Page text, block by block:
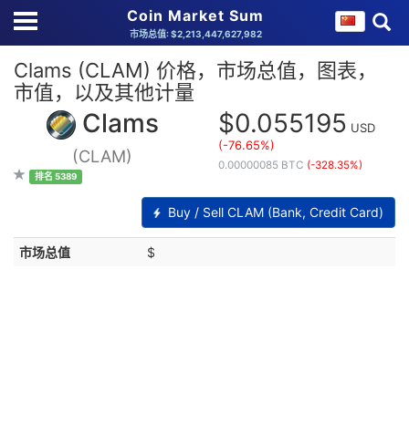
Coin Market Sum
市场总值: $2,213,447,627,982
Clams (CLAM) 价格，市场总值，图表，
市值，以及其他计量
Clams
(CLAM)
排名 5389
$0.055195 USD
(-76.65%)
0.00000085 BTC (-328.35%)
Buy / Sell CLAM (Bank, Credit Card)
市场总值 $